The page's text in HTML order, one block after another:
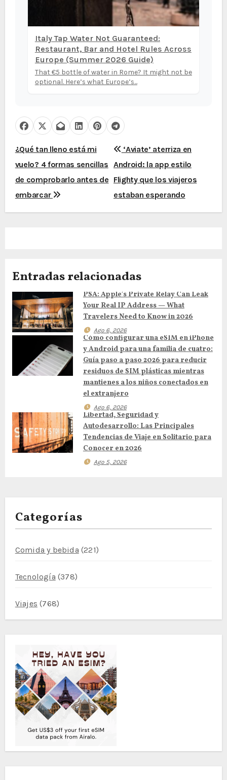
Italy Tap Water Not Guaranteed:
Restaurant, Bar and Hotel Rules Across
Europe (Summer 2026 Guide)
That €5 bottle of water in Rome? It might not be
optional. Here’s what Europe’s...
N
a
v
e
c
i
ó
n
e
n
t
a
s
¿Qué tan lleno está mi
vuelo? 4 formas sencillas
de comprobarlo antes de
embarcar
‘Aviate’ aterriza en
Android: la app estilo
Flighty que los viajeros
estaban esperando
Entradas relacionadas
PSA: Apple’s Private Relay Can Leak
Your Real IP Address — What
Travelers Need to Know in 2026
Ago 6, 2026
Cómo configurar una eSIM en iPhone
y Android para una familia de cuatro:
Guía paso a paso 2026 para reducir
residuos de SIM plásticas mientras
mantienes a los niños conectados en
el extranjero
Ago 6, 2026
Libertad, Seguridad y
Autodesarrollo: Las Principales
Tendencias de Viaje en Solitario para
Conocer en 2026
Ago 5, 2026
Categorías
Comida y bebida (221)
Tecnología (378)
Viajes (768)